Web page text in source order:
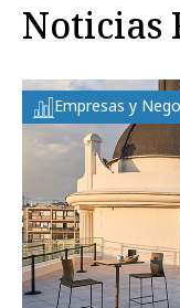
Noticias
Empresas y